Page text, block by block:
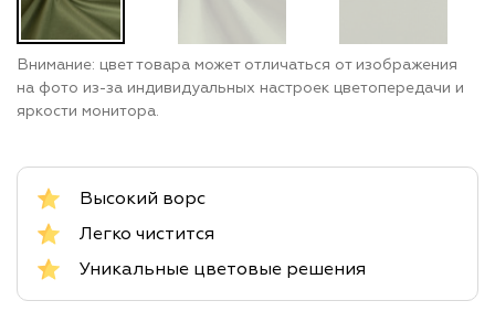
Внимание: цвет товара может отличаться от изображения
на фото из-за индивидуальных настроек цветопередачи и
яркости монитора.
Высокий ворс
Легко чистится
Уникальные цветовые решения